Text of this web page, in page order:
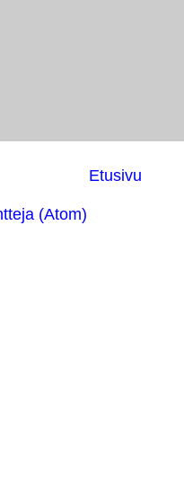
Etusivu
(Atom)